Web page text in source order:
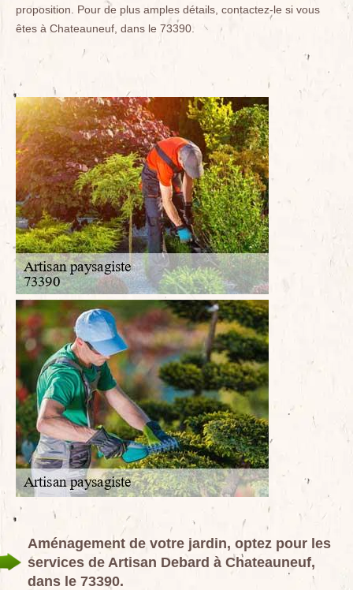
proposition. Pour de plus amples détails, contactez-le si vous
êtes à Chateauneuf, dans le 73390.
Aménagement de votre jardin, optez pour les
services de Artisan Debard à Chateauneuf,
dans le 73390.